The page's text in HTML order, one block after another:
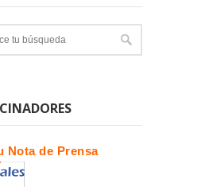
Nota de Prensa